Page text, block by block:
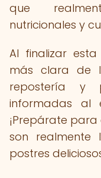
que
nutricionales y
Al finalizar esta
más clara de
repostería y
informadas al
¡Prepárate
son
postres